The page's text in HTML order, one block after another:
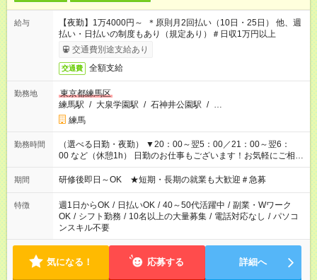
給与
【夜勤】1万4000円～ ＊原則月2回払い（10日・25日） 他、週
払い・日払いの制度もあり（規定あり）＃日収1万円以上
交通費別途支給あり
交通費 全額支給
勤務地
東京都練馬区
練馬駅 / 大泉学園駅 / 石神井公園駅 / …
練馬
勤務時間
（選べる日勤・夜勤） ▼20：00～翌5：00／21：00～翌6：
00 など（休憩1h） 日勤のお仕事もございます！お気軽にご相談
ください！
期間 研修後即日～OK ★短期・長期の就業も大歓迎＃急募
特徴 週1日からOK / 日払いOK / 40～50代活躍中 / 副業・Wワーク
OK / シフト勤務 / 10名以上の大量募集 / 電話対応なし / パソコ
ンスキル不要
気になる！ 応募する 詳細へ